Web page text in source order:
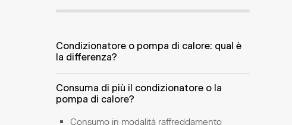
Condizionatore o pompa di calore: qual è
la differenza?
Consuma di più il condizionatore o la
pompa di calore?
Consumo in modalità raffreddamento